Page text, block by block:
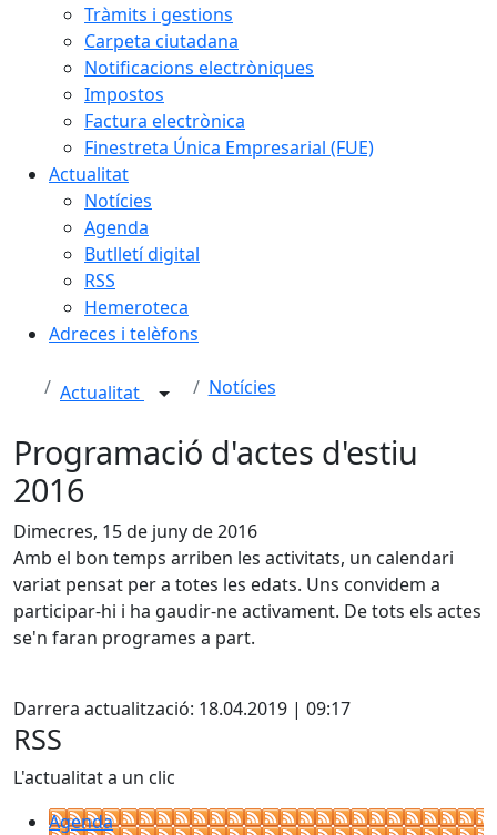
Tràmits i gestions
Carpeta ciutadana
Notificacions electròniques
Impostos
Factura electrònica
Finestreta Única Empresarial (FUE)
Actualitat
Notícies
Agenda
Butlletí digital
RSS
Hemeroteca
Adreces i telèfons
Actualitat Notícies
Programació d'actes d'estiu
2016
Dimecres, 15 de juny de 2016
Amb el bon temps arriben les activitats, un calendari
variat pensat per a totes les edats. Uns convidem a
participar-hi i ha gaudir-ne activament. De tots els actes
se'n faran programes a part.
Darrera actualització: 18.04.2019 | 09:17
RSS
L'actualitat a un clic
Agenda